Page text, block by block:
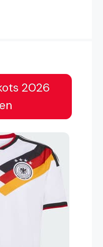
2026